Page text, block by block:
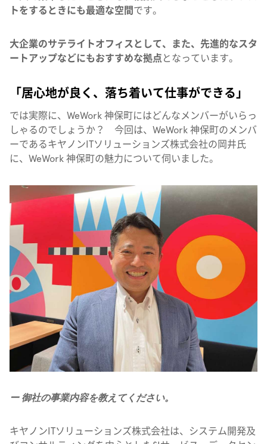
トをするときにも最適な空間 です。
大企業のサテライトオフィスとして、また、先進的なスタ
ートアップなどにもおすすめな拠点 となっています。
「居心地が良く、落ち着いて仕事ができる」
では実際に、WeWork 神保町にはどんなメンバーがいらっ
しゃるのでしょうか？ 今回は、WeWork 神保町のメンバ
ーであるキヤノンITソリューションズ株式会社の岡井氏
に、WeWork 神保町の魅力について伺いました。
ー 御社の事業内容を教えてください。
キヤノンITソリューションズ株式会社は、システム開発及